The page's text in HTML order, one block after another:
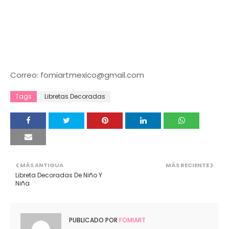
Correo: fomiartmexico@gmail.com
Tags Libretas Decoradas
MÁS RECIENTE
MÁS ANTIGUA
Libreta Decoradas De Niño Y
Niña
PUBLICADO POR FOMIART